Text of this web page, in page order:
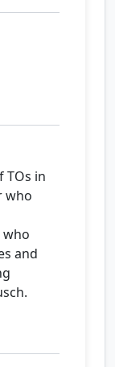
TOs in
who
and